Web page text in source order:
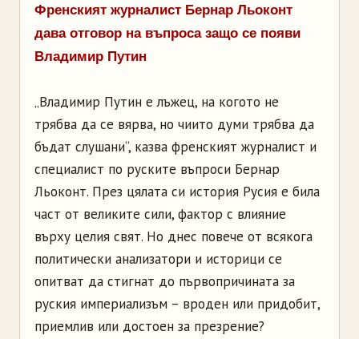
Френският журналист Бернар Льоконт
дава отговор на въпроса защо се появи
Владимир Путин
„Владимир Путин е лъжец, на когото не
трябва да се вярва, но чиито думи трябва да
бъдат слушани“, казва френският журналист и
специалист по руските въпроси Бернар
Льоконт. През цялата си история Русия е била
част от великите сили, фактор с влияние
върху целия свят. Но днес повече от всякога
политически анализатори и историци се
опитват да стигнат до първопричината за
руския империализъм – вроден или придобит,
приемлив или достоен за презрение?